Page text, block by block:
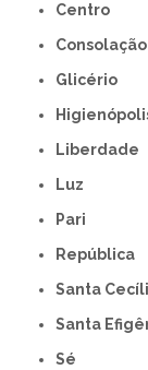
Centro
Consolação
Glicério
Liberdade
Luz
Pari
República
Santa
Santa
Sé